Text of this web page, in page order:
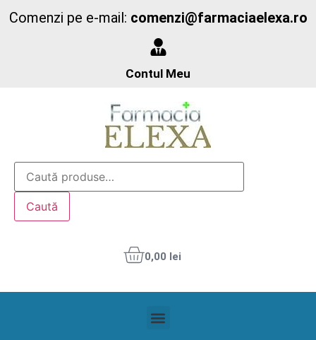
Comenzi pe e-mail: comenzi@farmaciaelexa.ro
Contul Meu
Caută
0,00 lei